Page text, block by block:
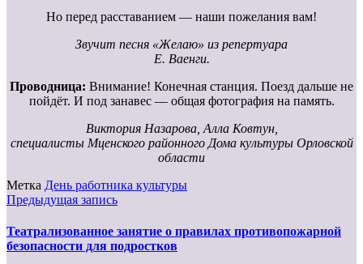
Но перед расставанием — наши пожелания вам!
Звучит песня «Желаю» из репертуара
Е. Ваенги.
Проводница: Внимание! Конечная станция. Поезд дальше не
пойдёт. И под занавес — общая фотография на память.
Виктория Назарова, Алла Ковтун,
специалисты Мценского районного Дома культуры Орловской
области
Метка День работника культуры
Предыдущая запись
Театрализованное занятие о правилах противопожарной
безопасности для подростков